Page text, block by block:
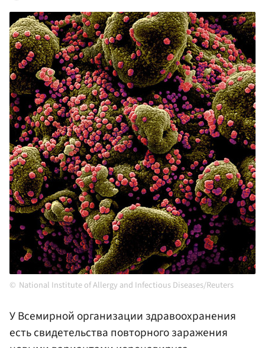
National Institute of Allergy and Infectious Diseases/Reuters
У Всемирной организации здравоохранения
есть свидетельства повторного заражения